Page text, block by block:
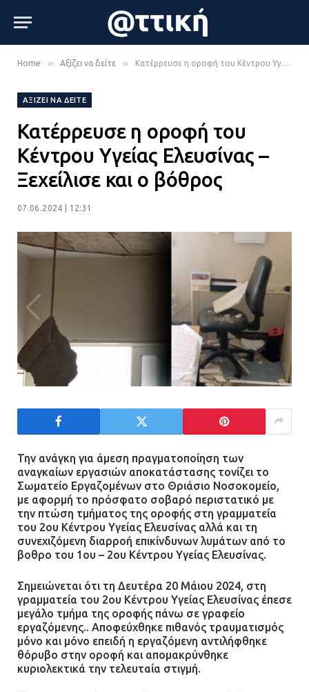
Home » Αξίζει να δείτε » Κατέρρευσε η οροφή του Κέντρου Υγείας Ελευσίνας – Ξεχείλισε και ο βόθρος
ΑΞΊΖΕΙ ΝΑ ΔΕΊΤΕ
Κατέρρευσε η οροφή του
Κέντρου Υγείας Ελευσίνας –
Ξεχείλισε και ο βόθρος
07.06.2024 | 12:31
Την ανάγκη για άμεση πραγματοποίηση των
αναγκαίων εργασιών αποκατάστασης τονίζει το
Σωματείο Εργαζομένων στο Θριάσιο Νοσοκομείο,
με αφορμή το πρόσφατο σοβαρό περιστατικό με
την πτώση τμήματος της οροφής στη γραμματεία
του 2ου Κέντρου Υγείας Ελευσίνας αλλά και τη
συνεχιζόμενη διαρροή επικίνδυνων λυμάτων από το
βοθρο του 1ου – 2ου Κέντρου Υγείας Ελευσίνας.
Σημειώνεται ότι τη Δευτέρα 20 Μάιου 2024, στη
γραμματεία του 2ου Κέντρου Υγείας Ελευσίνας έπεσε
μεγάλο τμήμα της οροφής πάνω σε γραφείο
εργαζόμενης.. Αποφεύχθηκε πιθανός τραυματισμός
μόνο και μόνο επειδή η εργαζόμενη αντιλήφθηκε
θόρυβο στην οροφή και απομακρύνθηκε
κυριολεκτικά την τελευταία στιγμή.